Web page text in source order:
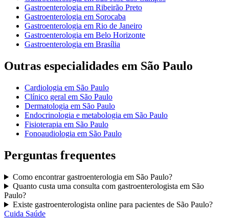
Gastroenterologia em Ribeirão Preto
Gastroenterologia em Sorocaba
Gastroenterologia em Rio de Janeiro
Gastroenterologia em Belo Horizonte
Gastroenterologia em Brasília
Outras especialidades em São Paulo
Cardiologia em São Paulo
Clínico geral em São Paulo
Dermatologia em São Paulo
Endocrinologia e metabologia em São Paulo
Fisioterapia em São Paulo
Fonoaudiologia em São Paulo
Perguntas frequentes
Como encontrar gastroenterologia em São Paulo?
Quanto custa uma consulta com gastroenterologista em São
Paulo?
Existe gastroenterologista online para pacientes de São Paulo?
Cuida Saúde